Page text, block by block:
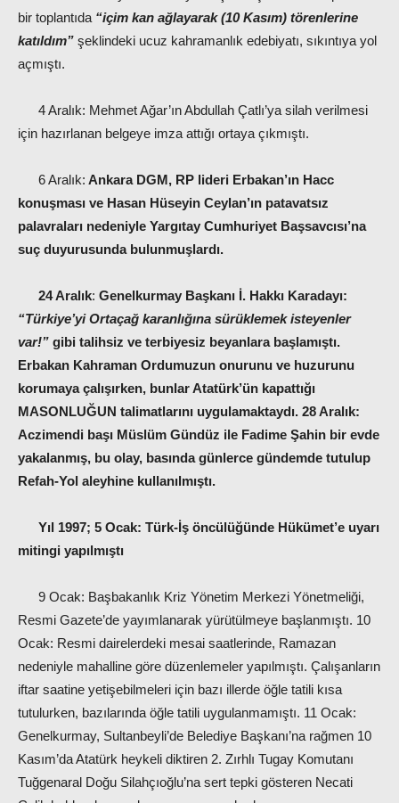
bir toplantıda “içim kan ağlayarak (10 Kasım) törenlerine
katıldım” şeklindeki ucuz kahramanlık edebiyatı, sıkıntıya yol
açmıştı.
4 Aralık: Mehmet Ağar’ın Abdullah Çatlı’ya silah verilmesi
için hazırlanan belgeye imza attığı ortaya çıkmıştı.
6 Aralık: Ankara DGM, RP lideri Erbakan’ın Hacc
konuşması ve Hasan Hüseyin Ceylan’ın patavatsız
palavraları nedeniyle Yargıtay Cumhuriyet Başsavcısı’na
suç duyurusunda bulunmuşlardı.
24 Aralık: Genelkurmay Başkanı İ. Hakkı Karadayı:
“Türkiye’yi Ortaçağ karanlığına sürüklemek isteyenler
var!” gibi talihsiz ve terbiyesiz beyanlara başlamıştı.
Erbakan Kahraman Ordumuzun onurunu ve huzurunu
korumaya çalışırken, bunlar Atatürk’ün kapattığı
MASONLUĞUN talimatlarını uygulamaktaydı. 28 Aralık:
Aczimendi başı Müslüm Gündüz ile Fadime Şahin bir evde
yakalanmış, bu olay, basında günlerce gündemde tutulup
Refah-Yol aleyhine kullanılmıştı.
Yıl 1997; 5 Ocak: Türk-İş öncülüğünde Hükümet’e uyarı
mitingi yapılmıştı
9 Ocak: Başbakanlık Kriz Yönetim Merkezi Yönetmeliği,
Resmi Gazete’de yayımlanarak yürütülmeye başlanmıştı. 10
Ocak: Resmi dairelerdeki mesai saatlerinde, Ramazan
nedeniyle mahalline göre düzenlemeler yapılmıştı. Çalışanların
iftar saatine yetişebilmeleri için bazı illerde öğle tatili kısa
tutulurken, bazılarında öğle tatili uygulanmamıştı. 11 Ocak:
Genelkurmay, Sultanbeyli’de Belediye Başkanı’na rağmen 10
Kasım’da Atatürk heykeli diktiren 2. Zırhlı Tugay Komutanı
Tuğgenaral Doğu Silahçıoğlu’na sert tepki gösteren Necati